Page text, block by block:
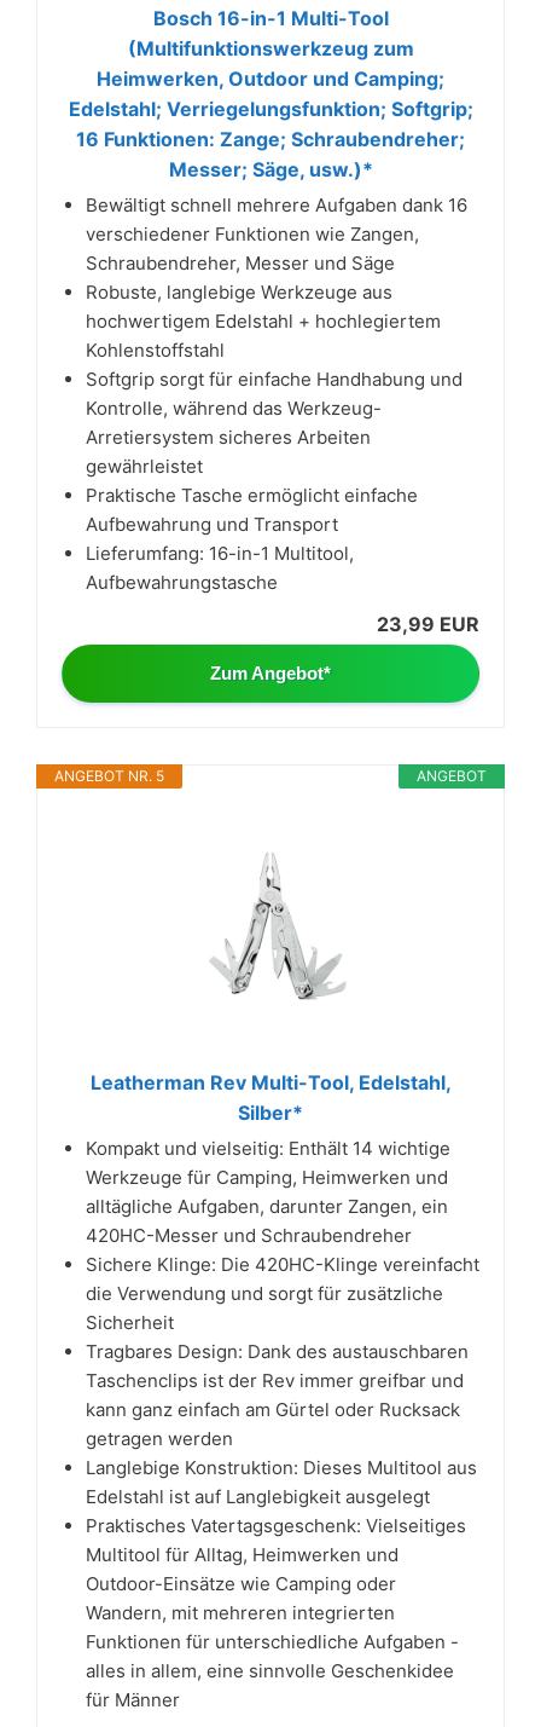
Bosch 16-in-1 Multi-Tool
(Multifunktionswerkzeug zum
Heimwerken, Outdoor und Camping;
Edelstahl; Verriegelungsfunktion; Softgrip;
16 Funktionen: Zange; Schraubendreher;
Messer; Säge, usw.)*
Bewältigt schnell mehrere Aufgaben dank 16
verschiedener Funktionen wie Zangen,
Schraubendreher, Messer und Säge
Robuste, langlebige Werkzeuge aus
hochwertigem Edelstahl + hochlegiertem
Kohlenstoffstahl
Softgrip sorgt für einfache Handhabung und
Kontrolle, während das Werkzeug-
Arretiersystem sicheres Arbeiten
gewährleistet
Praktische Tasche ermöglicht einfache
Aufbewahrung und Transport
Lieferumfang: 16-in-1 Multitool,
Aufbewahrungstasche
23,99 EUR
Zum Angebot*
ANGEBOT
ANGEBOT NR. 5
Leatherman Rev Multi-Tool, Edelstahl,
Silber*
Kompakt und vielseitig: Enthält 14 wichtige
Werkzeuge für Camping, Heimwerken und
alltägliche Aufgaben, darunter Zangen, ein
420HC-Messer und Schraubendreher
Sichere Klinge: Die 420HC-Klinge vereinfacht
die Verwendung und sorgt für zusätzliche
Sicherheit
Tragbares Design: Dank des austauschbaren
Taschenclips ist der Rev immer greifbar und
kann ganz einfach am Gürtel oder Rucksack
getragen werden
Langlebige Konstruktion: Dieses Multitool aus
Edelstahl ist auf Langlebigkeit ausgelegt
Praktisches Vatertagsgeschenk: Vielseitiges
Multitool für Alltag, Heimwerken und
Outdoor-Einsätze wie Camping oder
Wandern, mit mehreren integrierten
Funktionen für unterschiedliche Aufgaben -
alles in allem, eine sinnvolle Geschenkidee
für Männer